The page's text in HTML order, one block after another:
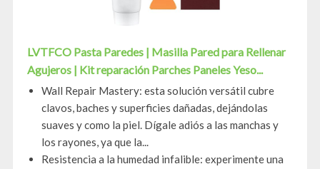
LVTFCO Pasta Paredes | Masilla Pared para Rellenar
Agujeros | Kit reparación Parches Paneles Yeso...
Wall Repair Mastery: esta solución versátil cubre
clavos, baches y superficies dañadas, dejándolas
suaves y como la piel. Dígale adiós a las manchas y
los rayones, ya que la...
Resistencia a la humedad infalible: experimente una